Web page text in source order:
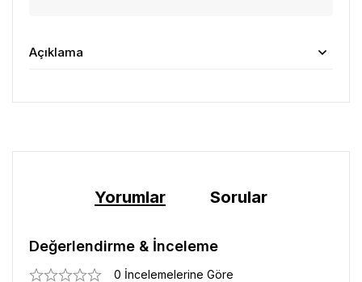
Açıklama
Yorumlar Sorular
Değerlendirme & İnceleme
0 İncelemelerine Göre